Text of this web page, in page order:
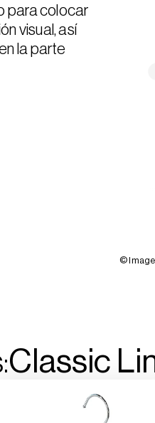
para colocar
visual, así
la parte
©
Classic